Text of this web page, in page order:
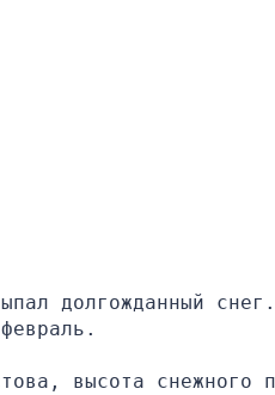
долгожданный
высота снежного